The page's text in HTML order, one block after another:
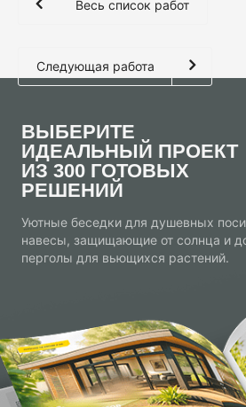
Весь список работ
Следующая работа
ВЫБЕРИТЕ
ИДЕАЛЬНЫЙ ПРОЕКТ
ИЗ 300 ГОТОВЫХ
РЕШЕНИЙ
Уютные беседки для душевных
навесы, защищающие от солнца и
перголы для вьющихся растений.